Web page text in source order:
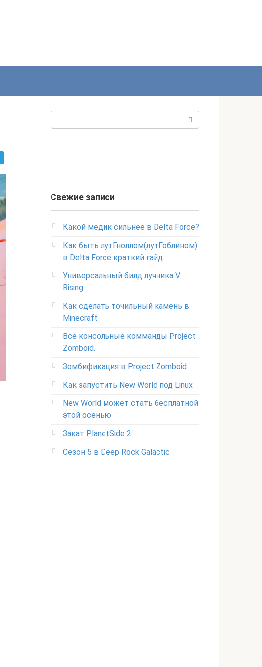
Свежие записи
Какой медик сильнее в Delta Force?
Как быть лутГноллом(лутГоблином)
в Delta Force краткий гайд.
Универсальный билд лучника V
Rising
Как сделать точильный камень в
Minecraft
Все консольные комманды Project
Zomboid.
Зомбификация в Project Zomboid
Как запустить New World под Linux
New World может стать бесплатной
этой осенью
Закат PlanetSide 2
Сезон 5 в Deep Rock Galactic